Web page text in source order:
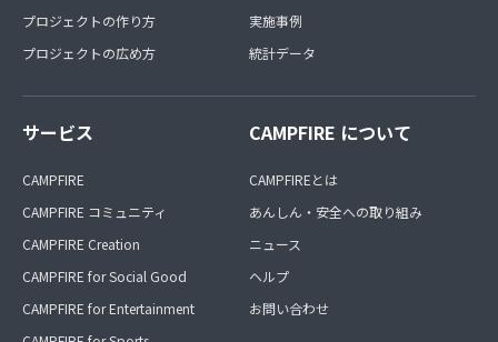
プロジェクトの作り方
プロジェクトの広め方
実施事例
統計データ
サービス
CAMPFIRE
CAMPFIRE コミュニティ
CAMPFIRE Creation
CAMPFIRE for Social Good
CAMPFIRE for Entertainment
CAMPFIRE について
CAMPFIREとは
あんしん・安全への取り組み
ニュース
ヘルプ
お問い合わせ